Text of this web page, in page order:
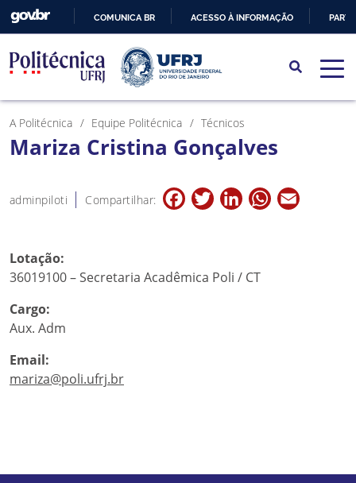
PARA
O
CONTEÚDO
COMUNICA BR ACESSO À INFORMAÇÃO
A Politécnica Equipe Politécnica Técnicos
Mariza Cristina Gonçalves
adminpiloti Compartilhar: Facebook
TwitterLinkedInWhatsApp
Email
Lotação:
36019100 – Secretaria Acadêmica Poli / CT
Cargo:
Aux. Adm
Email:
mariza@poli.ufrj.br